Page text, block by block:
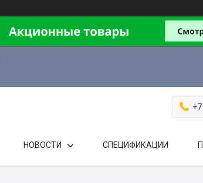
НОВОСТИ СПЕЦИФИКАЦИИ